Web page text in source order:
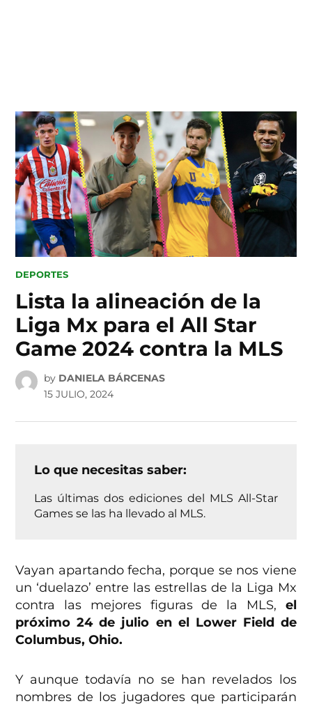
content
POSTED
DEPORTES
Lista la alineación de la
Liga Mx para el All Star
Game 2024 contra la MLS
by DANIELA BÁRCENAS
15 JULIO, 2024
Lo que necesitas saber:
Las últimas dos ediciones del MLS All-Star
Games se las ha llevado al MLS.
Vayan apartando fecha, porque se nos viene
un ‘duelazo’ entre las estrellas de la Liga Mx
contra las mejores figuras de la MLS, el
próximo 24 de julio en el Lower Field de
Columbus, Ohio.
Y aunque todavía no se han revelados los
nombres de los jugadores que participarán